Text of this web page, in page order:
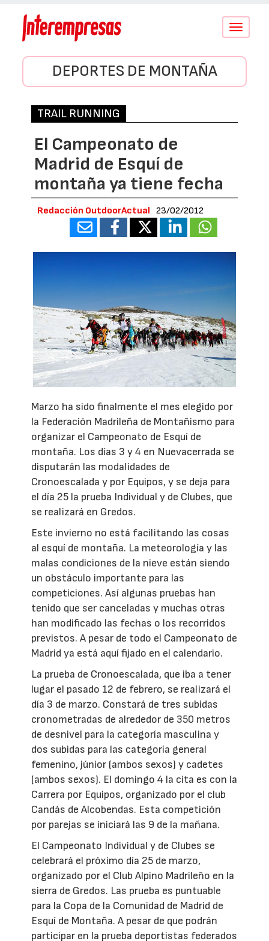
Conmutar
DEPORTES DE MONTAÑA
TRAIL RUNNING
El Campeonato de
Madrid de Esquí de
montaña ya tiene fecha
Redacción OutdoorActual 23/02/2012
Marzo ha sido finalmente el mes elegido por
la Federación Madrileña de Montañismo para
organizar el Campeonato de Esquí de
montaña. Los días 3 y 4 en Nuevacerrada se
disputarán las modalidades de
Cronoescalada y por Equipos, y se deja para
el día 25 la prueba Individual y de Clubes, que
se realizará en Gredos.
Este invierno no está facilitando las cosas
al esquí de montaña. La meteorología y las
malas condiciones de la nieve están siendo
un obstáculo importante para las
competiciones. Así algunas pruebas han
tenido que ser canceladas y muchas otras
han modificado las fechas o los recorridos
previstos. A pesar de todo el Campeonato de
Madrid ya está aquí fijado en el calendario.
La prueba de Cronoescalada, que iba a tener
lugar el pasado 12 de febrero, se realizará el
día 3 de marzo. Constará de tres subidas
cronometradas de alrededor de 350 metros
de desnivel para la categoría masculina y
dos subidas para las categoría general
femenino, júnior (ambos sexos) y cadetes
(ambos sexos). El domingo 4 la cita es con la
Carrera por Equipos, organizado por el club
Candás de Alcobendas. Esta competición
por parejas se iniciará las 9 de la mañana.
El Campeonato Individual y de Clubes se
celebrará el próximo día 25 de marzo,
organizado por el Club Alpino Madrileño en la
sierra de Gredos. Las prueba es puntuable
para la Copa de la Comunidad de Madrid de
Esquí de Montaña. A pesar de que podrán
participar en la prueba deportistas federados